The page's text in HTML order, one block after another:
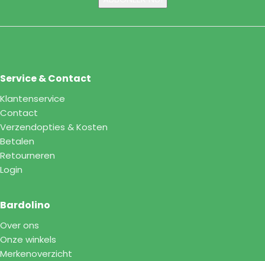
Service & Contact
Klantenservice
Contact
Verzendopties & Kosten
Betalen
Retourneren
Login
Bardolino
Over ons
Onze winkels
Merkenoverzicht